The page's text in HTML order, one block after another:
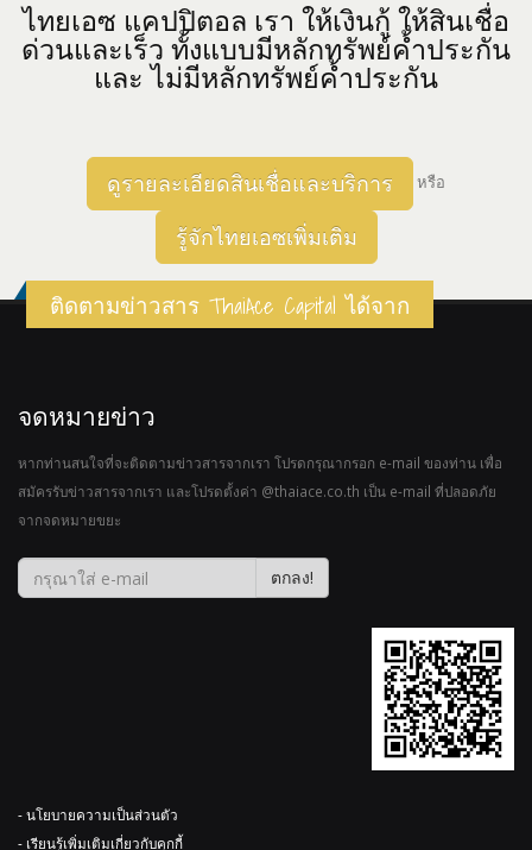
ไทยเอซ แคปปิตอล เรา ให้เงินกู้ ให้สินเชื่อ
ด่วนและเร็ว ทั้งแบบมีหลักทรัพย์ค้ำประกัน
และ ไม่มีหลักทรัพย์ค้ำประกัน
ดูรายละเอียดสินเชื่อและบริการ หรือ
รู้จักไทยเอซเพิ่มเติม
ติดตามข่าวสาร ThaiAce Capital ได้จาก
จดหมายข่าว
หากท่านสนใจที่จะติดตามข่าวสารจากเรา โปรดกรุณากรอก e-mail ของท่าน เพื่อ
สมัครรับข่าวสารจากเรา และโปรดตั้งค่า @thaiace.co.th เป็น e-mail ที่ปลอดภัย
จากจดหมายขยะ
ตกลง!
- นโยบายความเป็นส่วนตัว
- เรียนรู้เพิ่มเติมเกี่ยวกับคุกกี้